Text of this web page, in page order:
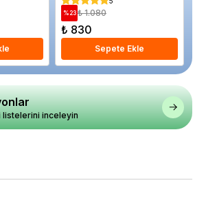
%23 ₺ 1.080
₺ 830
Sepete Ekle
listelerini inceleyin